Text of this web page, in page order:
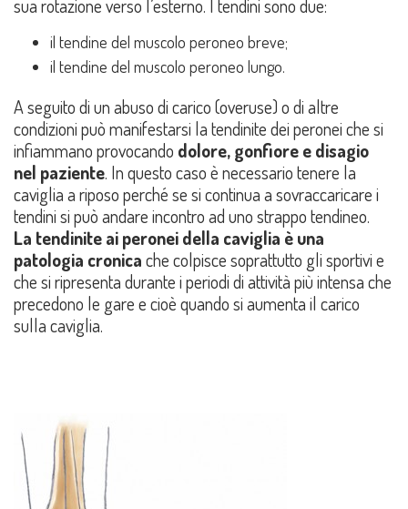
sua rotazione verso l’esterno. I tendini sono due:
il tendine del muscolo peroneo breve;
il tendine del muscolo peroneo lungo.
A seguito di un abuso di carico (overuse) o di altre
condizioni può manifestarsi la tendinite dei peronei che si
infiammano provocando dolore, gonfiore e disagio
nel paziente. In questo caso è necessario tenere la
caviglia a riposo perché se si continua a sovraccaricare i
tendini si può andare incontro ad uno strappo tendineo.
La tendinite ai peronei della caviglia è una
patologia cronicache colpisce soprattutto gli sportivi e
che si ripresenta durante i periodi di attività più intensa che
precedono le gare e cioè quando si aumenta il carico
sulla caviglia.